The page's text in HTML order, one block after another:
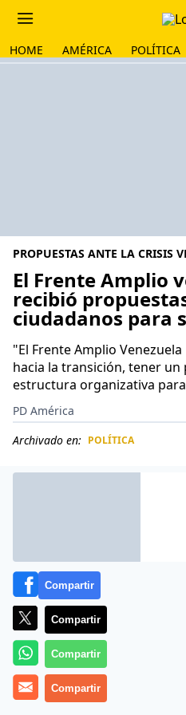
HOME AMÉRICA POLÍTICA
PROPUESTAS ANTE LA CRISIS
El Frente Amplio
recibió
ciudadanos para
"El Frente Amplio
hacia la transición, tener
estructura organizativa
PD América
Archivado en: POLÍTICA
Más información
Compartir
Compartir
Compartir
Compartir